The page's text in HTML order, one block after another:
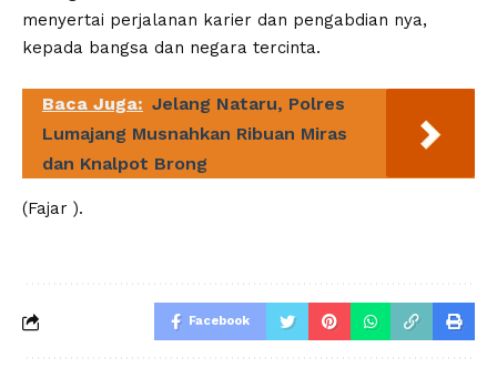
menyertai perjalanan karier dan pengabdian nya,
kepada bangsa dan negara tercinta.
Baca Juga: Jelang Nataru, Polres
Lumajang Musnahkan Ribuan Miras
dan Knalpot Brong
(Fajar ).
Facebook